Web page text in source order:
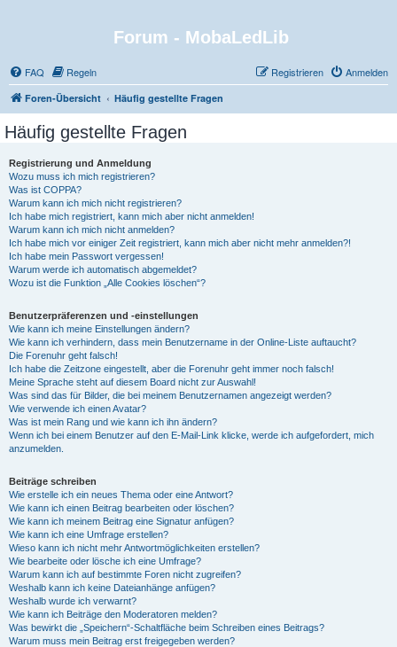
Forum - MobaLedLib
FAQ Regeln Anmelden
Registrieren
Foren-Übersicht Häufig gestellte Fragen
Häufig gestellte Fragen
Registrierung und Anmeldung
Wozu muss ich mich registrieren?
Was ist COPPA?
Warum kann ich mich nicht registrieren?
Ich habe mich registriert, kann mich aber nicht anmelden!
Warum kann ich mich nicht anmelden?
Ich habe mich vor einiger Zeit registriert, kann mich aber nicht mehr anmelden?!
Ich habe mein Passwort vergessen!
Warum werde ich automatisch abgemeldet?
Wozu ist die Funktion „Alle Cookies löschen“?
Benutzerpräferenzen und -einstellungen
Wie kann ich meine Einstellungen ändern?
Wie kann ich verhindern, dass mein Benutzername in der Online-Liste auftaucht?
Die Forenuhr geht falsch!
Ich habe die Zeitzone eingestellt, aber die Forenuhr geht immer noch falsch!
Meine Sprache steht auf diesem Board nicht zur Auswahl!
Was sind das für Bilder, die bei meinem Benutzernamen angezeigt werden?
Wie verwende ich einen Avatar?
Was ist mein Rang und wie kann ich ihn ändern?
Wenn ich bei einem Benutzer auf den E-Mail-Link klicke, werde ich aufgefordert, mich
anzumelden.
Beiträge schreiben
Wie erstelle ich ein neues Thema oder eine Antwort?
Wie kann ich einen Beitrag bearbeiten oder löschen?
Wie kann ich meinem Beitrag eine Signatur anfügen?
Wie kann ich eine Umfrage erstellen?
Wieso kann ich nicht mehr Antwortmöglichkeiten erstellen?
Wie bearbeite oder lösche ich eine Umfrage?
Warum kann ich auf bestimmte Foren nicht zugreifen?
Weshalb kann ich keine Dateianhänge anfügen?
Weshalb wurde ich verwarnt?
Wie kann ich Beiträge den Moderatoren melden?
Was bewirkt die „Speichern“-Schaltfläche beim Schreiben eines Beitrags?
Warum muss mein Beitrag erst freigegeben werden?